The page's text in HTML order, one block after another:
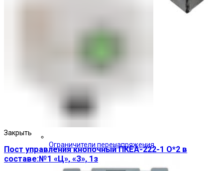
Ограничители перенапряжения
Закрыть
Пост управления кнопочный ПКЕА-222-1 О*2 в
составе:№1 «Ц», «З», 1з